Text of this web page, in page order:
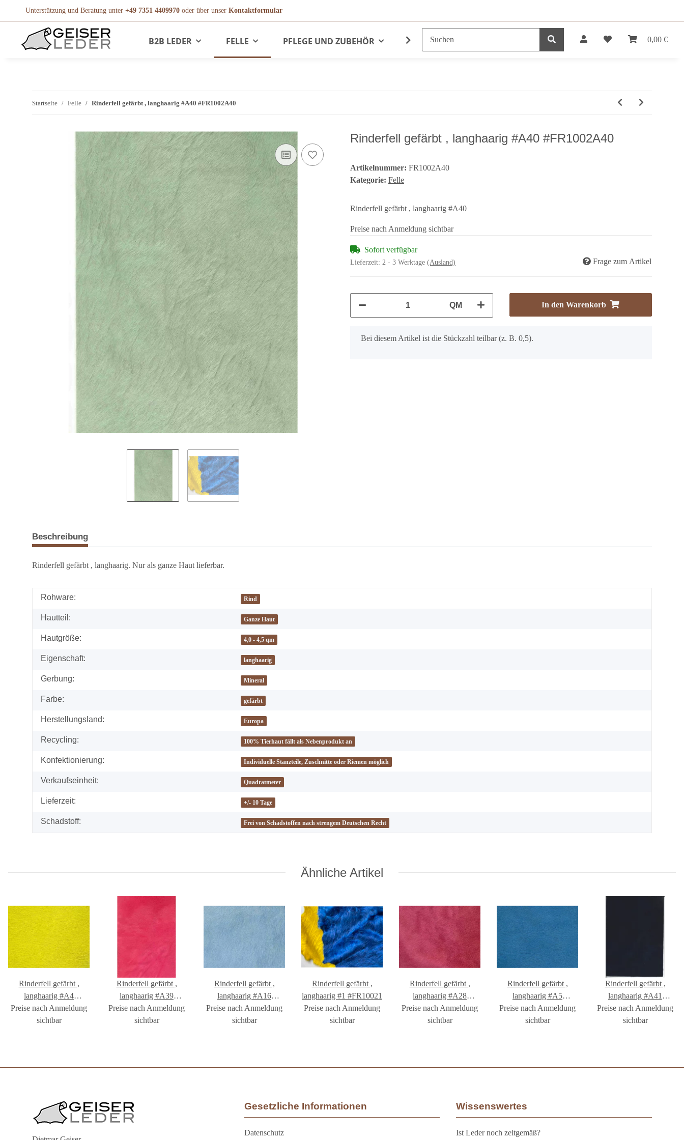
Unterstützung und Beratung unter +49 7351 4409970 oder über unser Kontaktformular
0,00 €
B2B LEDER FELLE PFLEGE UND ZUBEHÖR LEDERPRODUKTE
Startseite Felle Rinderfell gefärbt , langhaarig #A40 #FR1002A40
Rinderfell gefärbt , langhaarig #A40 #FR1002A40
Artikelnummer: FR1002A40
Kategorie: Felle
Rinderfell gefärbt , langhaarig #A40
Preise nach Anmeldung sichtbar
Sofort verfügbar
Lieferzeit: 2 - 3 Werktage (Ausland) Frage zum Artikel
QM In den Warenkorb
x
Bei diesem Artikel ist die Stückzahl teilbar (z. B. 0,5).
Beschreibung
Rinderfell gefärbt , langhaarig. Nur als ganze Haut lieferbar.
Rohware: Rind
Hautteil: Ganze Haut
Hautgröße: 4,0 - 4,5 qm
Eigenschaft: langhaarig
Gerbung: Mineral
Farbe: gefärbt
Herstellungsland: Europa
Recycling: 100% Tierhaut fällt als Nebenprodukt an
Konfektionierung: Individuelle Stanzteile, Zuschnitte oder Riemen möglich
Verkaufseinheit: Quadratmeter
Lieferzeit: +/- 10 Tage
Schadstoff: Frei von Schadstoffen nach strengem Deutschen Recht
Ähnliche Artikel
Rinderfell gefärbt ,
langhaarig #A4
#FR1002A4
Preise nach Anmeldung
sichtbar
Rinderfell gefärbt ,
langhaarig #A39
#FR1002A39
Preise nach Anmeldung
sichtbar
Rinderfell gefärbt ,
langhaarig #A16
#FR1002A16
Preise nach Anmeldung
sichtbar
Rinderfell gefärbt ,
langhaarig #1 #FR10021
Preise nach Anmeldung
sichtbar
Rinderfell gefärbt ,
langhaarig #A28
#FR1002A28
Preise nach Anmeldung
sichtbar
Rinderfell gefärbt ,
langhaarig #A5
#FR1002A5
Preise nach Anmeldung
sichtbar
Rinderfell gefärbt ,
langhaarig #A41
#FR1002A41
Preise nach Anmeldung
sichtbar
Gesetzliche Informationen
Datenschutz
Wissenswertes
Ist Leder noch zeitgemäß?